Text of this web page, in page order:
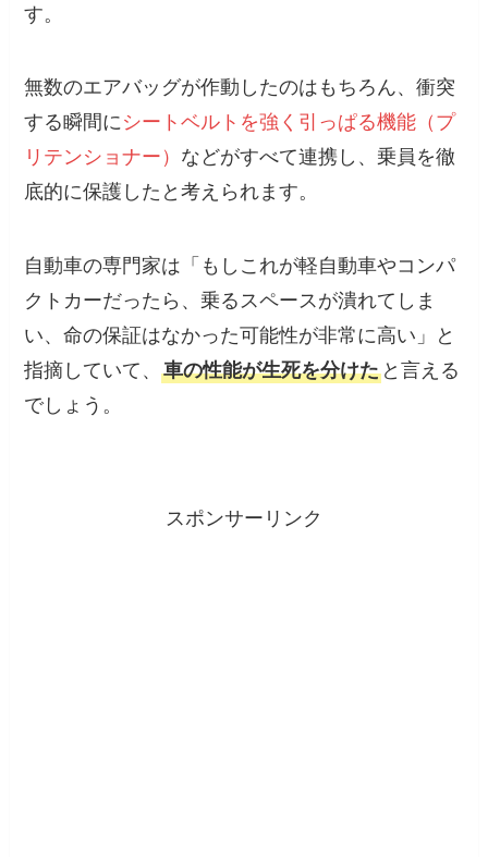
す。
無数のエアバッグが作動したのはもちろん、衝突
する瞬間にシートベルトを強く引っぱる機能（プ
リテンショナー） などがすべて連携し、乗員を徹
底的に保護したと考えられます。
自動車の専門家は「もしこれが軽自動車やコンパ
クトカーだったら、乗るスペースが潰れてしま
い、命の保証はなかった可能性が非常に高い」と
指摘していて、車の性能が生死を分けた と言える
でしょう。
スポンサーリンク